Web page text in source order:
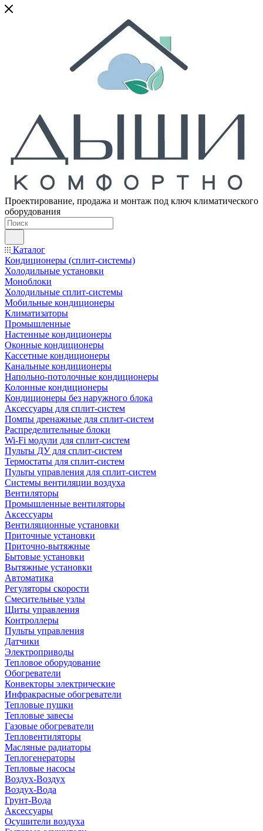
Проектирование, продажа и монтаж под ключ климатического
оборудования
Каталог
Кондиционеры (сплит-системы)
Холодильные установки
Моноблоки
Холодильные сплит-системы
Мобильные кондиционеры
Климатизаторы
Промышленные
Настенные кондиционеры
Оконные кондиционеры
Кассетные кондиционеры
Канальные кондиционеры
Напольно-потолочные кондиционеры
Колонные кондиционеры
Кондиционеры без наружного блока
Аксессуары для сплит-систем
Помпы дренажные для сплит-систем
Распределительные блоки
Wi-Fi модули для сплит-систем
Пульты ДУ для сплит-систем
Термостаты для сплит-систем
Пульты управления для сплит-систем
Системы вентиляции воздуха
Вентиляторы
Промышленные вентиляторы
Аксессуары
Вентиляционные установки
Приточные установки
Приточно-вытяжные
Бытовые установки
Вытяжные установки
Автоматика
Регуляторы скорости
Смесительные узлы
Щиты управления
Контроллеры
Пульты управления
Датчики
Электроприводы
Тепловое оборудование
Обогреватели
Конвекторы электрические
Инфракрасные обогреватели
Тепловые пушки
Тепловые завесы
Газовые обогреватели
Тепловентиляторы
Масляные радиаторы
Теплогенераторы
Тепловые насосы
Воздух-Воздух
Воздух-Вода
Грунт-Вода
Аксессуары
Осушители воздуха